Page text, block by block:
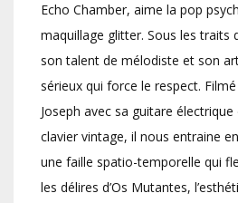
Echo Chamber, aime la pop
maquillage glitter. Sous les traits
son talent de mélodiste et son
sérieux qui force le respect.
Joseph avec sa guitare
clavier vintage, il nous entraine
une faille spatio-temporelle qui
les délires d’Os Mutantes,